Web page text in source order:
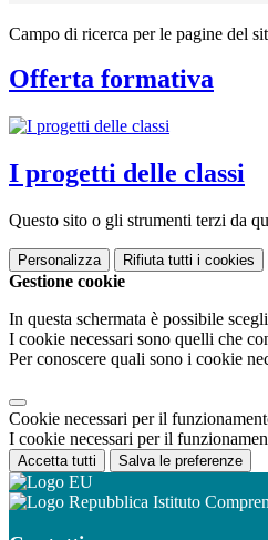
Campo di ricerca per le pagine del
Offerta formativa
I progetti delle classi
Questo sito o gli strumenti terzi da
Personalizza Rifiuta tutti i cookies
Gestione cookie
In questa schermata è possibile
I cookie necessari sono quelli che
Per conoscere quali sono i cookie
Cookie necessari per il
I cookie necessari per il
Accetta tutti Salva le preferenze
Istituto